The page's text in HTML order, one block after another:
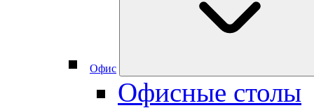
Офис
Офисные столы